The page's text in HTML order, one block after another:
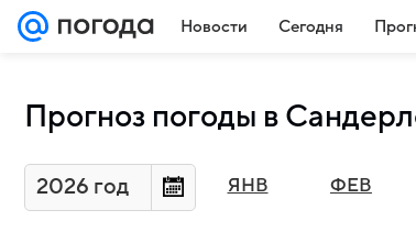
Новости Сегодня
Прогноз погоды в
2026 год ЯНВ ФЕВ